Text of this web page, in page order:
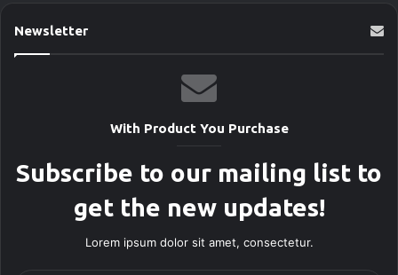
Newsletter
With Product You Purchase
Subscribe to our mailing list to
get the new updates!
Lorem ipsum dolor sit amet, consectetur.